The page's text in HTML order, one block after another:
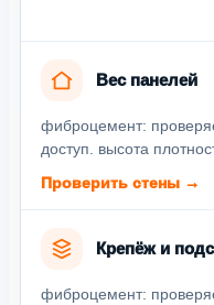
Вес панелей
фиброцемент:
доступ. высота
Проверить стены →
Крепёж и
фиброцемент: